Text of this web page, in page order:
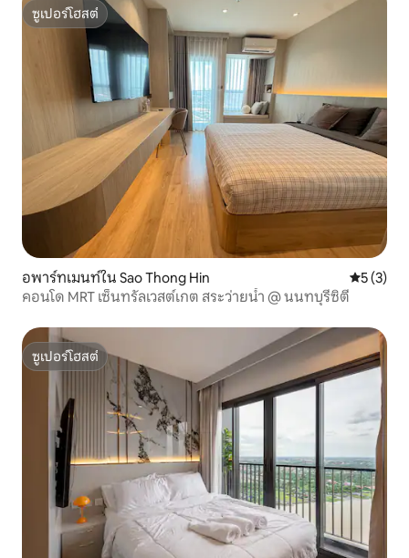
ซูเปอร์โฮสต์
ซูเปอร์โฮสต์
อพาร์ทเมนท์ใน Sao Thong Hin คะแนนเฉ
5 (3)
คอนโด MRT เซ็นทรัลเวสต์เกต สระว่ายน้ำ @ นนทบุรีซิตี
ซูเปอร์โฮสต์
ซูเปอร์โฮสต์